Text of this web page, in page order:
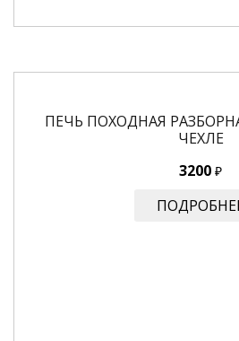
ПЕЧЬ ПОХОДНАЯ
ЧЕХЛЕ
3200 ₽